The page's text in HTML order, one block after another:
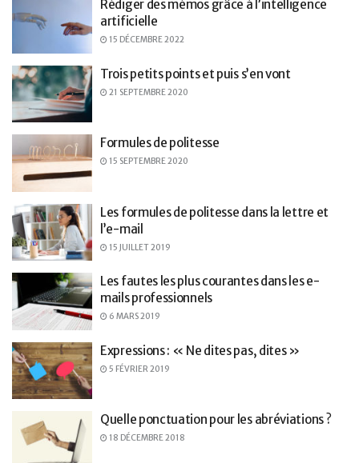
Rédiger des mémos grâce à l’intelligence
artificielle
15 DÉCEMBRE 2022
Trois petits points et puis s’en vont
21 SEPTEMBRE 2020
Formules de politesse
15 SEPTEMBRE 2020
Les formules de politesse dans la lettre et
l’e-mail
15 JUILLET 2019
Les fautes les plus courantes dans les e-
mails professionnels
6 MARS 2019
Expressions : « Ne dites pas, dites »
5 FÉVRIER 2019
Quelle ponctuation pour les abréviations ?
18 DÉCEMBRE 2018